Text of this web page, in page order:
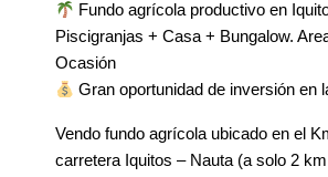
Fundo agrícola productivo en
Piscigranjas + Casa + Bungalow.
Ocasión
Gran oportunidad de inversión en
Vendo fundo agrícola ubicado en el
carretera Iquitos – Nauta (a solo 2